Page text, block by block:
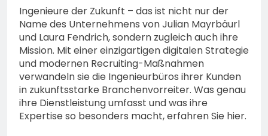
Ingenieure der Zukunft – das ist nicht nur der
Name des Unternehmens von Julian Mayrbäurl
und Laura Fendrich, sondern zugleich auch ihre
Mission. Mit einer einzigartigen digitalen Strategie
und modernen Recruiting-Maßnahmen
verwandeln sie die Ingenieurbüros ihrer Kunden
in zukunftsstarke Branchenvorreiter. Was genau
ihre Dienstleistung umfasst und was ihre
Expertise so besonders macht, erfahren Sie hier.